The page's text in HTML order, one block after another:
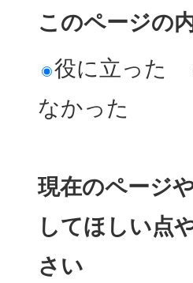
このページの
役に立った
なかった
現在のページ
してほしい点
さい